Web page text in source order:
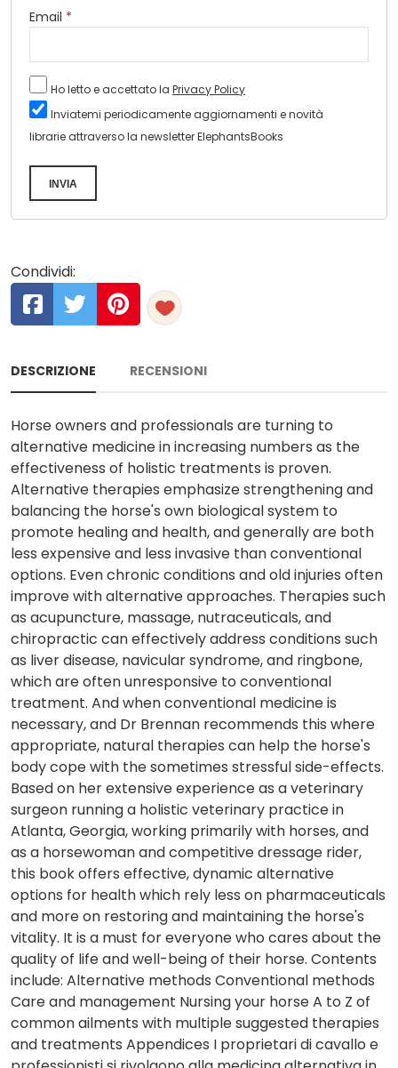
Email *
Ho letto e accettato la Privacy Policy
Inviatemi periodicamente aggiornamenti e novità
librarie attraverso la newsletter ElephantsBooks
INVIA
Condividi:
DESCRIZIONE RECENSIONI
Horse owners and professionals are turning to
alternative medicine in increasing numbers as the
effectiveness of holistic treatments is proven.
Alternative therapies emphasize strengthening and
balancing the horse's own biological system to
promote healing and health, and generally are both
less expensive and less invasive than conventional
options. Even chronic conditions and old injuries often
improve with alternative approaches. Therapies such
as acupuncture, massage, nutraceuticals, and
chiropractic can effectively address conditions such
as liver disease, navicular syndrome, and ringbone,
which are often unresponsive to conventional
treatment. And when conventional medicine is
necessary, and Dr Brennan recommends this where
appropriate, natural therapies can help the horse's
body cope with the sometimes stressful side-effects.
Based on her extensive experience as a veterinary
surgeon running a holistic veterinary practice in
Atlanta, Georgia, working primarily with horses, and
as a horsewoman and competitive dressage rider,
this book offers effective, dynamic alternative
options for health which rely less on pharmaceuticals
and more on restoring and maintaining the horse's
vitality. It is a must for everyone who cares about the
quality of life and well-being of their horse. Contents
include: Alternative methods Conventional methods
Care and management Nursing your horse A to Z of
common ailments with multiple suggested therapies
and treatments Appendices I proprietari di cavallo e